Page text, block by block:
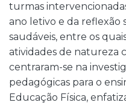
turmas
ano letivo e da reflexão
saudáveis, entre os
atividades de natureza
centraram-se na
pedagógicas para o
Educação Física,